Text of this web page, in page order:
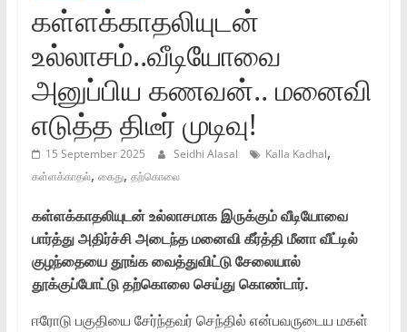
கள்ளக்காதலியுடன்
உல்லாசம்..வீடியோவை
அனுப்பிய கணவன்.. மனைவி
எடுத்த திடீர் முடிவு!
15 September 2025 Seidhi Alasal Kalla Kadhal,
கள்ளக்காதல், கைது, தற்கொலை
கள்ளக்காதலியுடன் உல்லாசமாக இருக்கும் வீடியோவை
பார்த்து அதிர்ச்சி அடைந்த மனைவி கீர்த்தி மீனா வீட்டில்
குழந்தையை தூங்க வைத்துவிட்டு சேலையால்
தூக்குப்போட்டு தற்கொலை செய்து கொண்டார்.
ஈரோடு பகுதியை சேர்ந்தவர் செந்தில் என்பவருடைய மகள்